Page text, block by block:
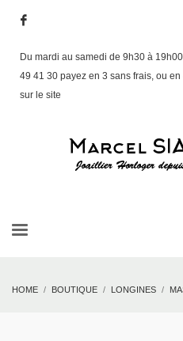
Du mardi au samedi de 9h30 à
49 41 30 payez en 3 sans frais, ou
sur le site
HOME BOUTIQUE LONGINES